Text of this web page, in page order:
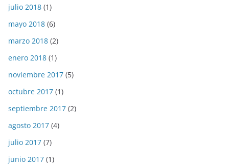
julio 2018 (1)
mayo 2018 (6)
marzo 2018 (2)
enero 2018 (1)
noviembre 2017 (5)
octubre 2017 (1)
septiembre 2017 (2)
agosto 2017 (4)
julio 2017 (7)
junio 2017 (1)